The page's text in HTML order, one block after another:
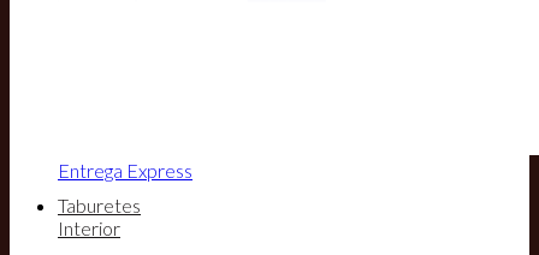
Entrega Express
Taburetes
Interior